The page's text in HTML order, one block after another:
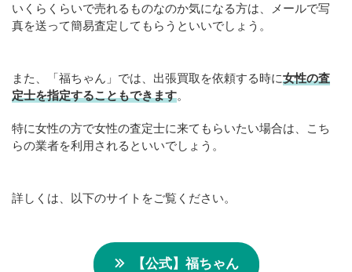
いくらくらいで売れるものなのか気になる方は、メールで写
真を送って簡易査定してもらうといいでしょう。
また、「福ちゃん」では、出張買取を依頼する時に女性の査
定士を指定することもできます。
特に女性の方で女性の査定士に来てもらいたい場合は、こち
らの業者を利用されるといいでしょう。
詳しくは、以下のサイトをご覧ください。
【公式】福ちゃん